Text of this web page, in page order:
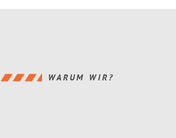
WARUM WIR?